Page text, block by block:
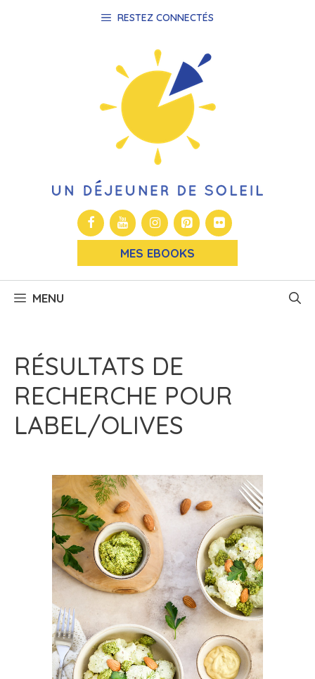
RESTEZ CONNECTÉS
MES EBOOKS
MENU
RÉSULTATS DE
RECHERCHE POUR
LABEL/OLIVES